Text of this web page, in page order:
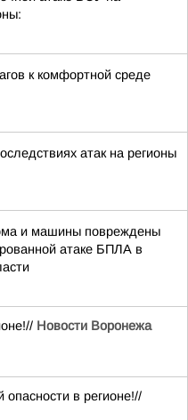
к комфортной среде
атак на регионы
и машины повреждены
атаке БПЛА в
Новости Воронежа
опасности в регионе!//